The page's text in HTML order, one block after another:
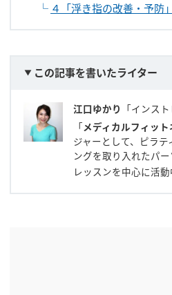
４「浮き指の改善・予防」
この記事を書いたライター
江口ゆかり
「インス
「 メディカルフィッ
ジャーとして、ピラ
ングを取り入れたパ
レッスンを中心に活